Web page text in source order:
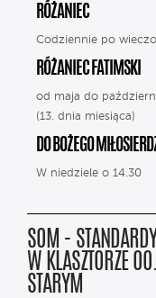
RÓŻANIEC
Codziennie po
RÓŻANIEC FATIMSKI
od maja do
(13. dnia miesiąca)
DO BOŻEGO
W niedziele o 14.30
SOM -
W KLASZTORZE
STARYM